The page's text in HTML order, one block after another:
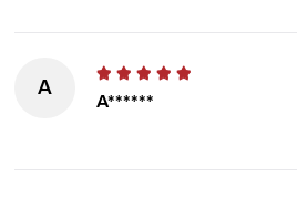
A
A******